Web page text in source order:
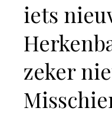
iets
zeker